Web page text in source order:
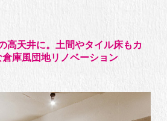
高天井に。土間やタイル床もカ
庫風団地リノベーション